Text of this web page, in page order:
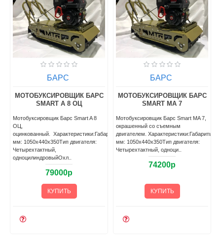
БАРС
МОТОБУКСИРОВЩИК БАРС
SMART A 8 ОЦ
Мотобуксировщик Барс Smart A 8
ОЦ,
оцинкованный. Характеристики:Габариты,
мм: 1050х440х350Тип двигателя:
Четырехтактный,
одноцилиндровыйОхл..
79000р
КУПИТЬ
БАРС
МОТОБУКСИРОВЩИК БАРС
SMART MA 7
Мотобуксировщик Барс Smart MA 7,
окрашенный со съемным
двигателем. Характеристики:Габариты,
мм: 1050х440х350Тип двигателя:
Четырехтактный, одноци..
74200р
КУПИТЬ